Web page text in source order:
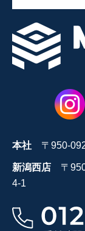
本社 〒950-
新潟西店 〒
4-1